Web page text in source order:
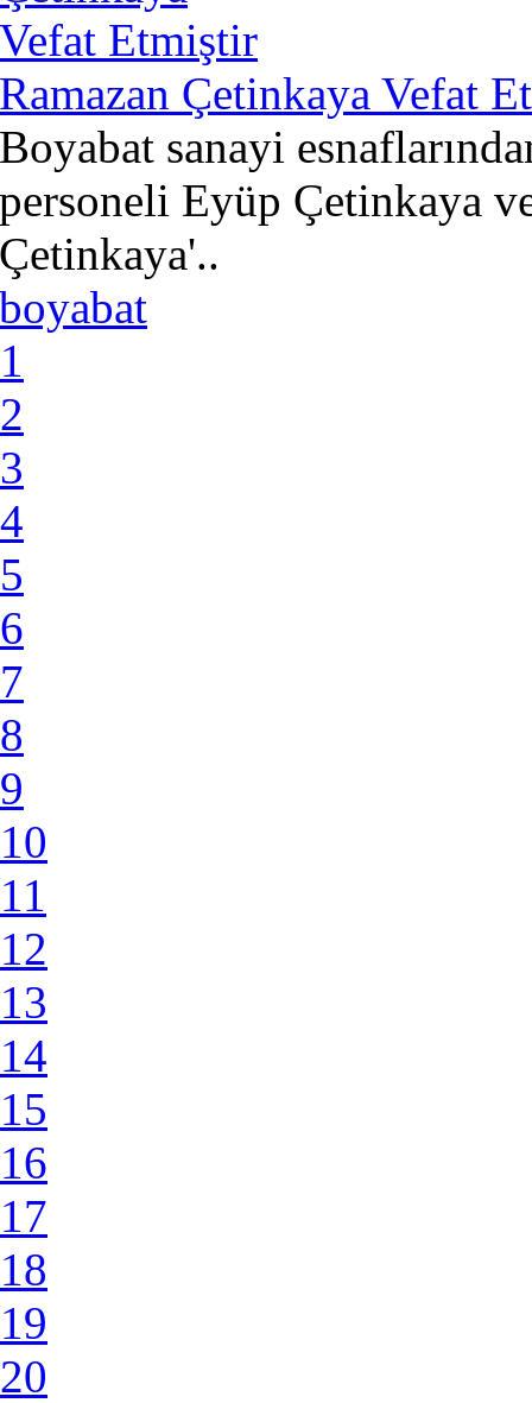
Ramazan Çetinkaya Vefat
Boyabat sanayi
personeli Eyüp Çetinkaya
Çetinkaya'..
boyabat
1
2
3
4
5
6
7
8
9
10
11
12
13
14
15
16
17
18
19
20